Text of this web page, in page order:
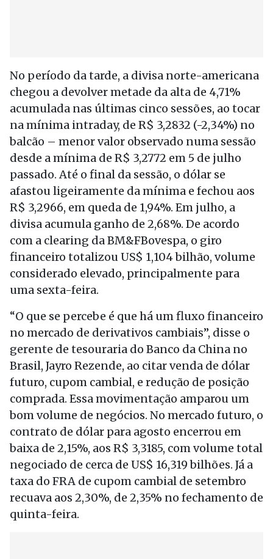
No período da tarde, a divisa norte-americana
chegou a devolver metade da alta de 4,71%
acumulada nas últimas cinco sessões, ao tocar
na mínima intraday, de R$ 3,2832 (-2,34%) no
balcão – menor valor observado numa sessão
desde a mínima de R$ 3,2772 em 5 de julho
passado. Até o final da sessão, o dólar se
afastou ligeiramente da mínima e fechou aos
R$ 3,2966, em queda de 1,94%. Em julho, a
divisa acumula ganho de 2,68%. De acordo
com a clearing da BM&FBovespa, o giro
financeiro totalizou US$ 1,104 bilhão, volume
considerado elevado, principalmente para
uma sexta-feira.
“O que se percebe é que há um fluxo financeiro
no mercado de derivativos cambiais”, disse o
gerente de tesouraria do Banco da China no
Brasil, Jayro Rezende, ao citar venda de dólar
futuro, cupom cambial, e redução de posição
comprada. Essa movimentação amparou um
bom volume de negócios. No mercado futuro, o
contrato de dólar para agosto encerrou em
baixa de 2,15%, aos R$ 3,3185, com volume total
negociado de cerca de US$ 16,319 bilhões. Já a
taxa do FRA de cupom cambial de setembro
recuava aos 2,30%, de 2,35% no fechamento de
quinta-feira.